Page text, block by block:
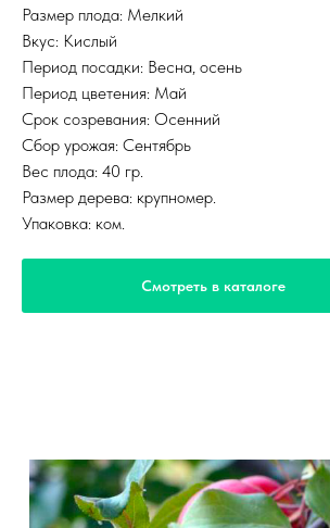
Размер плода: Мелкий
Вкус: Кислый
Период посадки: Весна, осень
Период цветения: Май
Срок созревания: Осенний
Сбор урожая: Сентябрь
Вес плода: 40 гр.
Размер дерева: крупномер.
Упаковка: ком.
Смотреть в каталоге